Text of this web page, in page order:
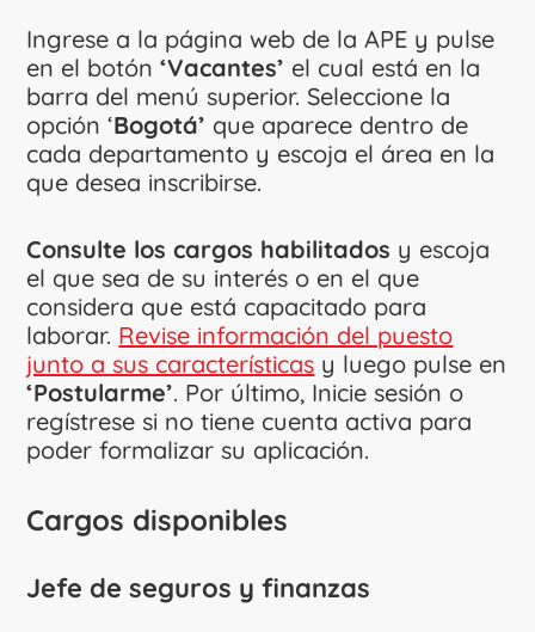
Ingrese a la página web de la APE y pulse
en el botón ‘Vacantes’ el cual está en la
barra del menú superior. Seleccione la
opción ‘Bogotá’ que aparece dentro de
cada departamento y escoja el área en la
que desea inscribirse.
Consulte los cargos habilitados y escoja
el que sea de su interés o en el que
considera que está capacitado para
laborar. Revise información del puesto
junto a sus características y luego pulse en
‘Postularme’. Por último, Inicie sesión o
regístrese si no tiene cuenta activa para
poder formalizar su aplicación.
Cargos disponibles
Jefe de seguros y finanzas